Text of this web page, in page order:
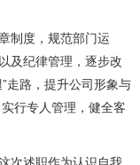
制度，规范部门运
及纪律管理，逐步改
走路，提升公司形象与
行专人管理，健全客
述职作为认识自我